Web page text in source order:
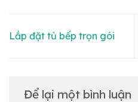
Lắp đặt tủ bếp trọn gói
Để lại một bình luận